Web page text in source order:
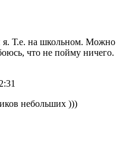
я. Т.е. на школьном. Можно
что не пойму ничего.
небольших )))